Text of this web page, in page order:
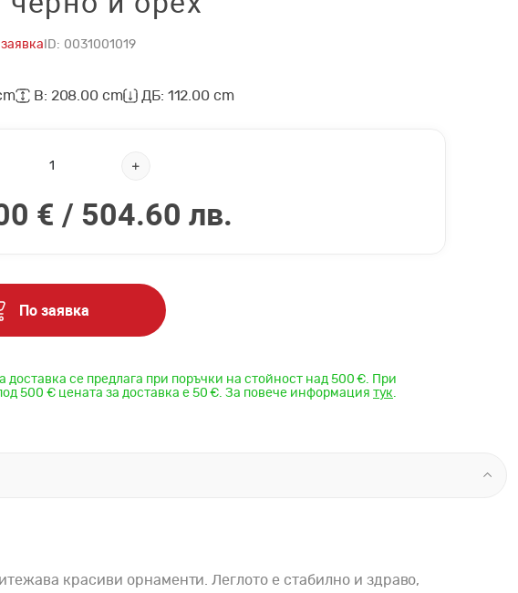
заявка ID: 0031001019
В: 208.00 cm ДБ: 112.00 cm
€ / 504.60 лв.
По заявка
доставка се предлага при поръчки на стойност над 500 €. При
500 € цената за доставка е 50 €. За повече информация тук.
красиви орнаменти. Леглото е стабилно и здраво,